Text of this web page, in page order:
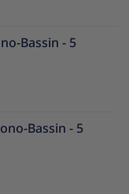
Bassin - 5
Bassin - 5